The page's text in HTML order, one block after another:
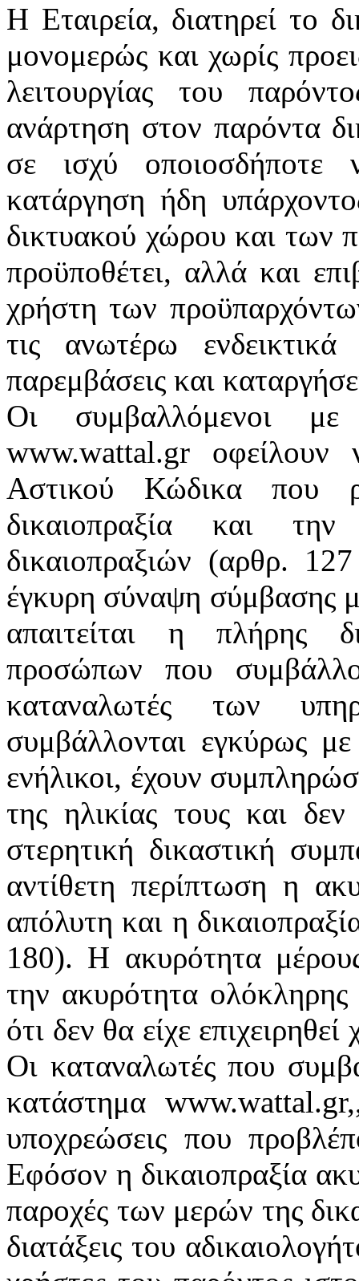
Η Εταιρεία, διατηρεί το
μονομερώς και χωρίς
λειτουργίας του
ανάρτηση στον παρόντα
σε ισχύ
κατάργηση ήδη
δικτυακού χώρου και των
προϋποθέτει, αλλά και
χρήστη των
τις ανωτέρω ενδεικτικά
παρεμβάσεις και
Οι συμβαλλόμενοι με
www.wattal.gr οφείλουν
Αστικού Κώδικα που
δικαιοπραξία και
δικαιοπραξιών (αρθρ.
έγκυρη σύναψη σύμβασης
απαιτείται η πλήρης
προσώπων που
καταναλωτές των
συμβάλλονται εγκύρως
ενήλικοι, έχουν
της ηλικίας τους και
στερητική δικαστική
αντίθετη περίπτωση η
απόλυτη και η
180). Η ακυρότητα μέρους
την ακυρότητα ολόκληρης
ότι δεν θα είχε
Οι καταναλωτές που
κατάστημα
υποχρεώσεις που
Εφόσον η δικαιοπραξία
παροχές των μερών της
διατάξεις του